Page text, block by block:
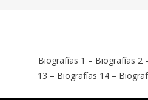
Biografías 1 – Biografías 2
13 – Biografías 14 –